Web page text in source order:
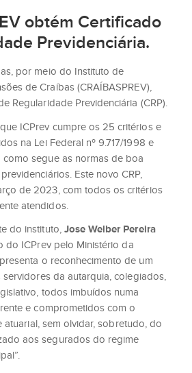
obtém Certificado
Previdenciária.
por meio do Instituto de
de Craíbas (CRAÍBASPREV),
Regularidade Previdenciária (CRP).
ICPrev cumpre os 25 critérios e
na Lei Federal nº 9.717/1998 e
como segue as normas de boa
Este novo CRP,
de 2023, com todos os critérios
atendidos.
do instituto, Jose Welber Pereira
do ICPrev pelo Ministério da
o reconhecimento de um
da autarquia, colegiados,
todos imbuídos numa
e comprometidos com o
atuarial, sem olvidar, sobretudo, do
aos segurados do regime